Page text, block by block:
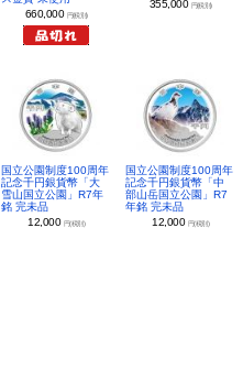
660,000 円(税別)
355,000 円(税別)
国立公園制度100周年
記念千円銀貨幣「大
雪山国立公園」R7年
銘 完未品
12,000 円(税別)
国立公園制度100周年
記念千円銀貨幣「中
部山岳国立公園」R7
年銘 完未品
12,000 円(税別)